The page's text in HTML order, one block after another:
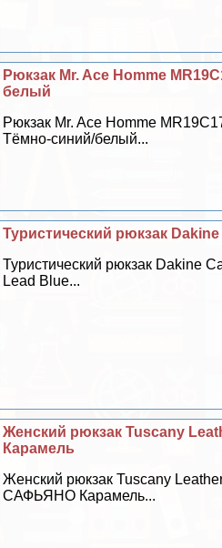
Рюкзак Mr. Ace Homme
белый
Рюкзак Mr. Ace Homme
Тёмно-синий/белый...
Туристический рюкзак
Туристический рюкзак Dakine
Lead Blue...
Женский рюкзак Tuscany
Карамель
Женский рюкзак Tuscany
САФЬЯНО Карамель...